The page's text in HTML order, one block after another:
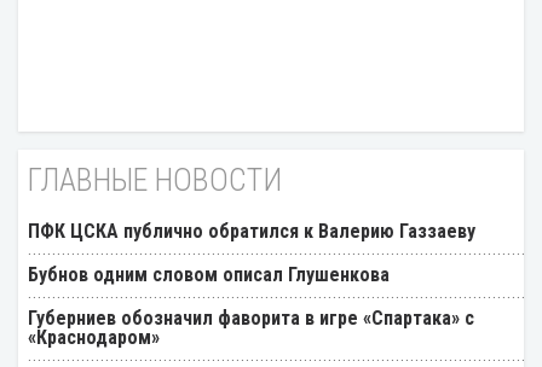
ГЛАВНЫЕ НОВОСТИ
ПФК ЦСКА публично обратился к Валерию Газзаеву
Бубнов одним словом описал Глушенкова
Губерниев обозначил фаворита в игре «Спартака» с
«Краснодаром»